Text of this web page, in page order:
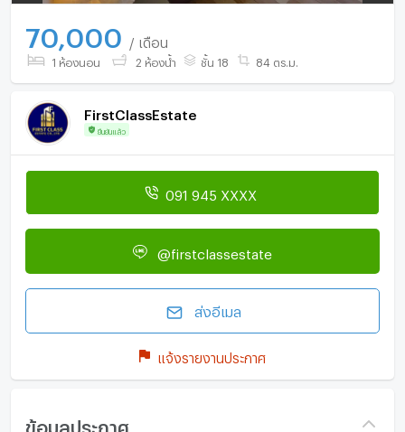
70,000 / เดือน
1 ห้องนอน 2 ห้องน้ำ ชั้น 18 84 ตร.ม.
FirstClassEstate
ยืนยันแล้ว
091 945 XXXX
@firstclassestate
ส่งอีเมล
แจ้งรายงานประกาศ
ข้อมูลประกาศ